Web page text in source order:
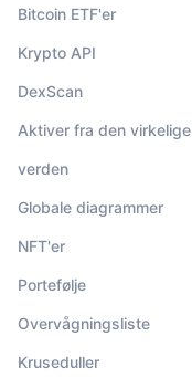
Bitcoin ETF'er
Krypto API
DexScan
Aktiver fra den virkelige
verden
Globale diagrammer
NFT'er
Portefølje
Overvågningsliste
Kruseduller